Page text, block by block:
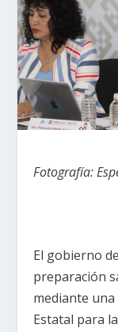
Fotografía:
El gobierno
preparación
mediante
Estatal para